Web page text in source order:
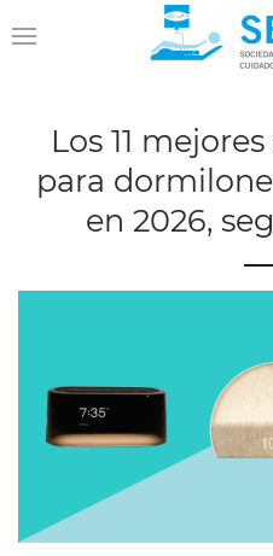
Los 11
para
en 2026,